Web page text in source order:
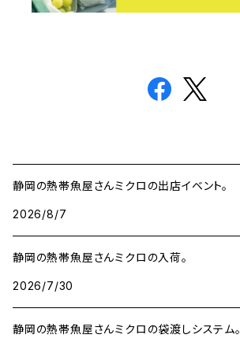
静岡の熱帯魚屋さんミクロの出店イベント。
2026/8/7
静岡の熱帯魚屋さんミクロの入荷。
2026/7/30
静岡の熱帯魚屋さんミクロの袋渡しシステム。